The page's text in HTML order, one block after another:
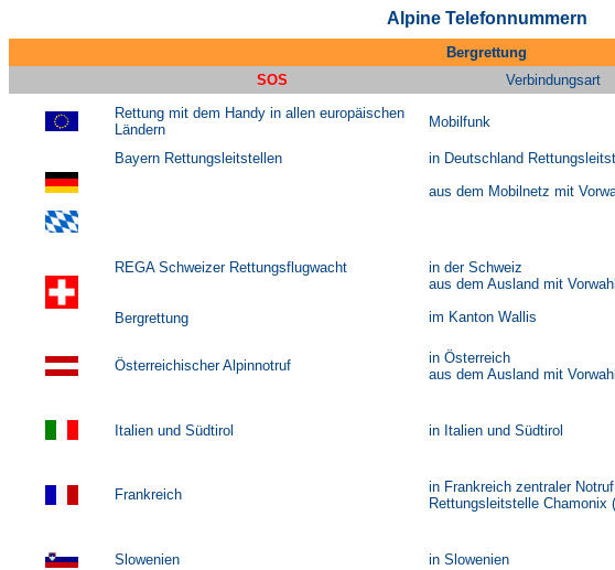
Alpine Telefonnummern
Bergrettung
SOS
Verbindungsart
Rettung mit dem Handy in allen europäischen
Ländern
Mobilfunk
Bayern Rettungsleitstellen
in Deutschland
aus dem Mobilnetz mit
REGA Schweizer Rettungsflugwacht
Bergrettung
in der Schweiz
aus dem Ausland mit Vorwahl
im Kanton Wallis
Österreichischer Alpinnotruf
in Österreich
aus dem Ausland mit Vorwahl
Italien und Südtirol in Italien und Südtirol
Frankreich
in Frankreich zentraler Notruf
Rettungsleitstelle Chamonix
Slowenien in Slowenien